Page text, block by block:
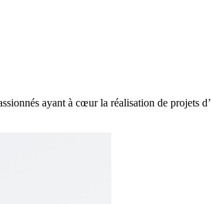
ayant à cœur la réalisation de projets